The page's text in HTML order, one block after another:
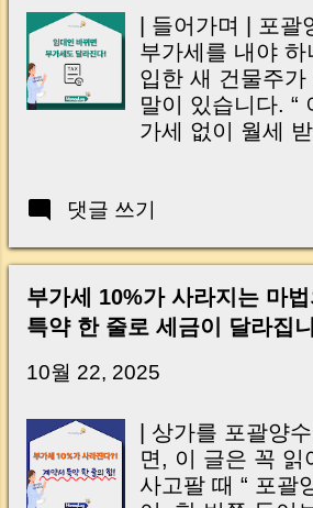
1) 사업자 등록 타
드 선택 기준 3)
용 카드 활용 4) 1
지키는 재고자산
세금 전략보다 중
🇺🇸 English Why
Trading Business
Advantages of
Property Trader
Should and
Practical Tips for
런 질문을 정말 자
기로 팔 생각입
들 부동산 매매
| 들어가며 | 포괄
부가세를 내야 하
입한 새 건물주
말이 있습니다. “
가세 없이 월세
니다. 기존 임대
일반과세자인 새
하면서 110만 원
청구해야 하는 경
차인이 면세사업
원) 라면 부가세
니다. “포괄양수
받는 거 아닌가요
빠지지 않습니다
이렇게 말합니다.
댓글 쓰기
부가세 10%가 사라지는 마
특약 한 줄로 세금이 달라집
10월 22, 2025
| 상가를 포괄양
면, 이 글은 꼭 읽
사고팔 때 “ 포괄